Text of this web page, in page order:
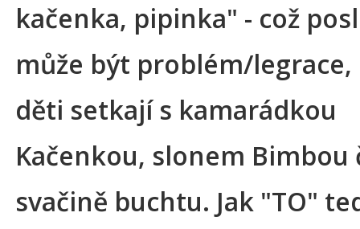
kačenka, pipinka" - což
může být problém/legrace,
děti setkají s kamarádkou
Kačenkou, slonem Bimbou
svačině buchtu. Jak "TO"